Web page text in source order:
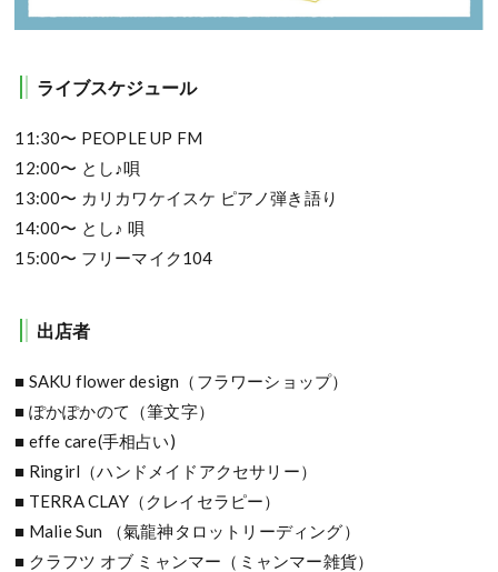
ライブスケジュール
11:30〜 PEOPLE UP FM
12:00〜 とし♪唄
13:00〜 カリカワケイスケ ピアノ弾き語り
14:00〜 とし♪ 唄
15:00〜 フリーマイク104
出店者
■ SAKU flower design（フラワーショップ）
■ ぽかぽかのて（筆文字）
■ effe care(手相占い)
■ Ringirl（ハンドメイドアクセサリー）
■ TERRA CLAY（クレイセラピー）
■ Malie Sun （氣龍神タロットリーディング）
■ クラフツ オブ ミャンマー（ミャンマー雑貨）